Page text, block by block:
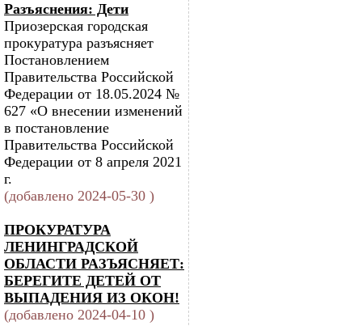
Разъяснения: Дети
Приозерская городская
прокуратура разъясняет
Постановлением
Правительства Российской
Федерации от 18.05.2024 №
627 «О внесении изменений
в постановление
Правительства Российской
Федерации от 8 апреля 2021
г.
(добавлено 2024-05-30 )
ПРОКУРАТУРА
ЛЕНИНГРАДСКОЙ
ОБЛАСТИ РАЗЪЯСНЯЕТ:
БЕРЕГИТЕ ДЕТЕЙ ОТ
ВЫПАДЕНИЯ ИЗ ОКОН!
(добавлено 2024-04-10 )